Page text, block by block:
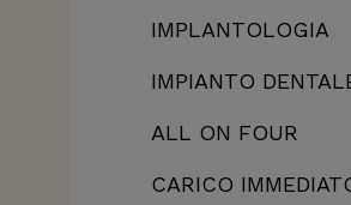
IMPLANTOLOGIA
IMPIANTO
ALL ON FOUR
CARICO